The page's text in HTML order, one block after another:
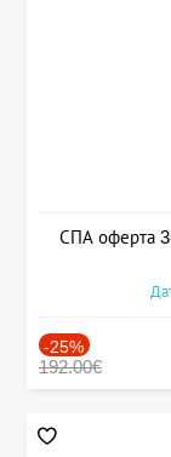
СПА оферта
-25%
192.00€